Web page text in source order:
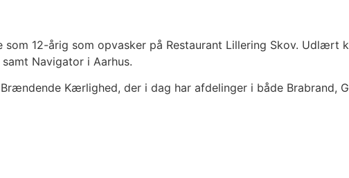
som 12-årig som opvasker på Restaurant Lillering Skov. Udlært
Navigator i Aarhus.
Kærlighed, der i dag har afdelinger i både Brabrand,